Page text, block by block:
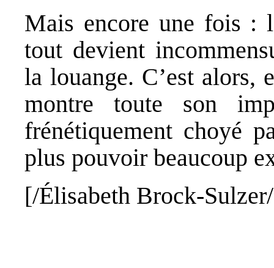
Mais encore une fois :
tout devient
la louange. C’est alors,
montre toute son
frénétiquement choyé
plus pouvoir beaucoup
[/Élisabeth Brock-Sulzer